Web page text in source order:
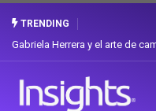
TRENDING
Gabriela Herrera y el arte de